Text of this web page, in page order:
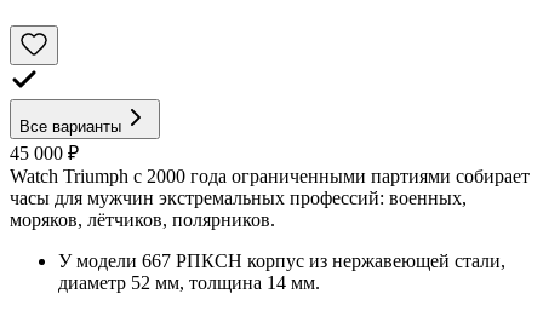
Все варианты
45 000 ₽
Watch Triumph с 2000 года ограниченными партиями собирает
часы для мужчин экстремальных профессий: военных,
моряков, лётчиков, полярников.
У модели 667 РПКСН корпус из нержавеющей стали,
диаметр 52 мм, толщина 14 мм.